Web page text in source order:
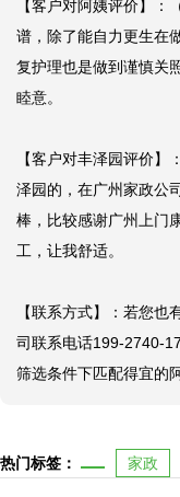
【客户对阿姨评价】
谱，除了能自力更生在
复护理也是做到谨慎关
睦意。
【客户对丰泽园评价
泽园的，在广州家政公
棒，比较感谢广州上门
工，让我舒适。
【联系方式】：若您
司联系电话199-2740-
筛选条件下匹配得宜的
热门标签： 家政